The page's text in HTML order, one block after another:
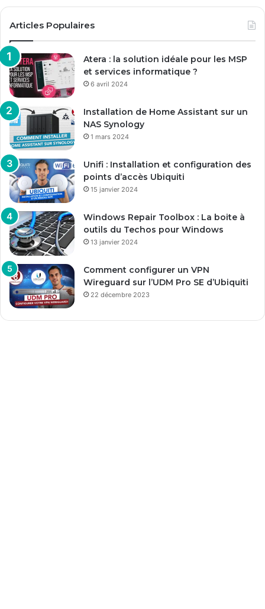
Articles Populaires
Atera : la solution idéale pour les MSP
et services informatique ?
6 avril 2024
Installation de Home Assistant sur un
NAS Synology
1 mars 2024
Unifi : Installation et configuration des
points d’accès Ubiquiti
15 janvier 2024
Windows Repair Toolbox : La boite à
outils du Techos pour Windows
13 janvier 2024
Comment configurer un VPN
Wireguard sur l’UDM Pro SE d’Ubiquiti
22 décembre 2023